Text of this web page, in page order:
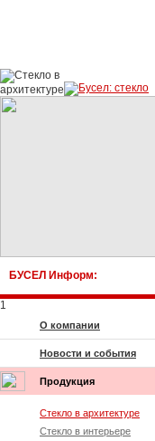
БУСЕЛ Информ:
1
О компании
Новости и события
Продукция
Стекло в архитектуре
Стекло в интерьере